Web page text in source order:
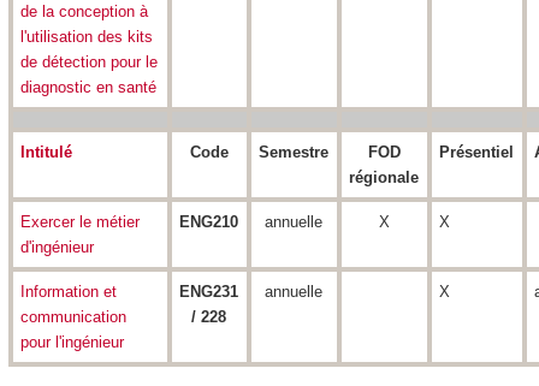
de la conception à
l'utilisation des kits
de détection pour le
diagnostic en santé
Intitulé Code Semestre
FOD
régionale
Présentiel
Exercer le métier
d'ingénieur
ENG210 annuelle X X
Information et
communication
pour l'ingénieur
ENG231
/ 228
annuelle X